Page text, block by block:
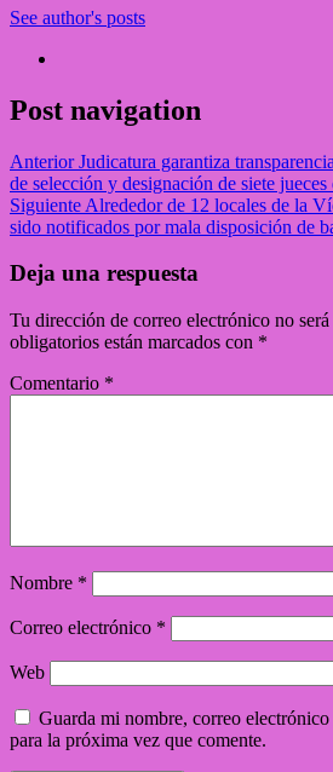
See author's posts
Post navigation
AnteriorJudicatura garantiza
de selección y designación de siete
Siguiente Alrededor de 12 locales de la
sido notificados por mala disposición de
Deja una respuesta
Tu dirección de correo electrónico no
obligatorios están marcados con *
Comentario *
Nombre *
Correo electrónico *
Web
Guarda mi nombre, correo
para la próxima vez que comente.